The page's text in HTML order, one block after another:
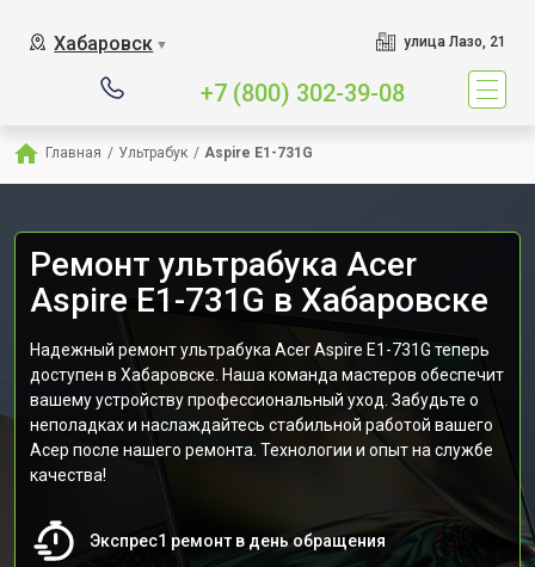
Хабаровск ▼ улица Лазо, 21
+7 (800) 302-39-08
Главная / Ультрабук / Aspire E1-731G
Ремонт ультрабука Acer
Aspire E1-731G в Хабаровске
Надежный ремонт ультрабука Acer Aspire E1-731G теперь
доступен в Хабаровске. Наша команда мастеров обеспечит
вашему устройству профессиональный уход. Забудьте о
неполадках и наслаждайтесь стабильной работой вашего
Асер после нашего ремонта. Технологии и опыт на службе
качества!
Экспрес1 ремонт в день обращения